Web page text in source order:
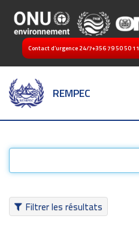
Contact d’urgence 24/7+356 79 50 50 11
REMPEC
Filtrer les résultats